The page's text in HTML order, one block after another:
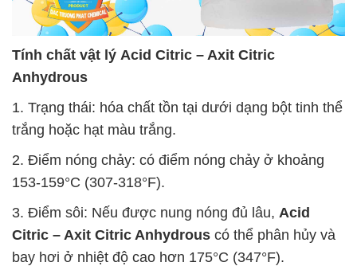
Tính chất vật lý Acid Citric – Axit Citric
Anhydrous
1. Trạng thái: hóa chất tồn tại dưới dạng bột tinh thể
trắng hoặc hạt màu trắng.
2. Điểm nóng chảy: có điểm nóng chảy ở khoảng
153-159°C (307-318°F).
3. Điểm sôi: Nếu được nung nóng đủ lâu, Acid
Citric – Axit Citric Anhydrous có thể phân hủy và
bay hơi ở nhiệt độ cao hơn 175°C (347°F).